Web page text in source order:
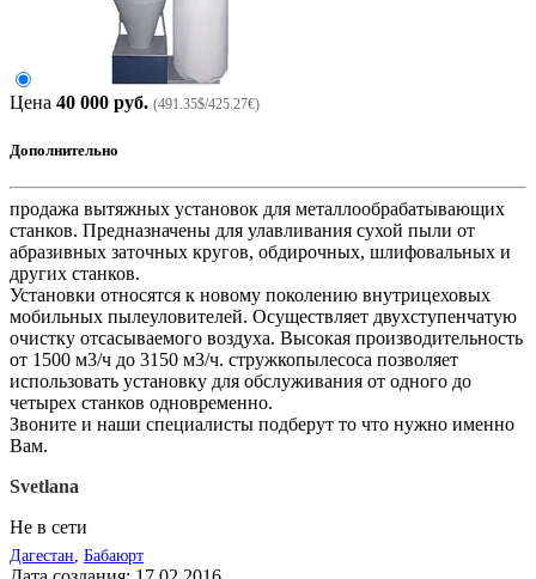
Цена 40 000 руб. (491.35$/425.27€)
Дополнительно
продажа вытяжных установок для металлообрабатывающих
станков. Предназначены для улавливания сухой пыли от
абразивных заточных кругов, обдирочных, шлифовальных и
других станков.
Установки относятся к новому поколению внутрицеховых
мобильных пылеуловителей. Осуществляет двухступенчатую
очистку отсасываемого воздуха. Высокая производительность
от 1500 м3/ч до 3150 м3/ч. стружкопылесоса позволяет
использовать установку для обслуживания от одного до
четырех станков одновременно.
Звоните и наши специалисты подберут то что нужно именно
Вам.
Svetlana
Не в сети
Дагестан Бабаюрт